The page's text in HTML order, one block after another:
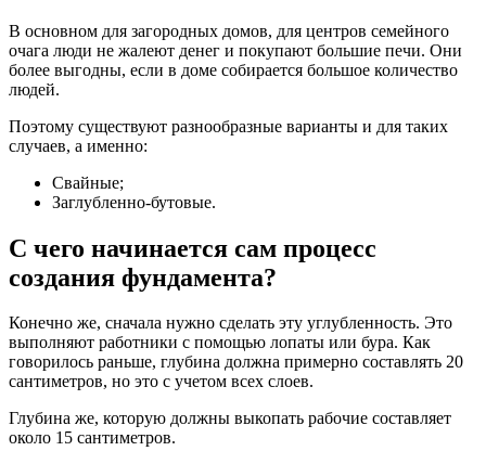
В основном для загородных домов, для центров семейного
очага люди не жалеют денег и покупают большие печи. Они
более выгодны, если в доме собирается большое количество
людей.
Поэтому существуют разнообразные варианты и для таких
случаев, а именно:
Свайные;
Заглубленно-бутовые.
С чего начинается сам процесс
создания фундамента?
Конечно же, сначала нужно сделать эту углубленность. Это
выполняют работники с помощью лопаты или бура. Как
говорилось раньше, глубина должна примерно составлять 20
сантиметров, но это с учетом всех слоев.
Глубина же, которую должны выкопать рабочие составляет
около 15 сантиметров.